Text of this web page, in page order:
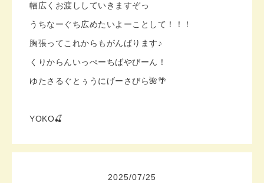
幅広くお渡ししていきますぞっ
うちなーぐち広めたいよーことして！！！
胸張ってこれからもがんばります♪
くりからんいっぺーちばやびーん！
ゆたさるぐとぅうにげーさびら🌺🌴
YOKO🍒
2025/07/25